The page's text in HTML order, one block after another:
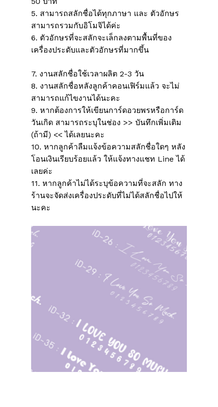
5. สามารถสลักชื่อได้ทุกภาษา และ ตัวอักษร
สามารถรวมกับอิโมจิได้ค่ะ
6. ตัวอักษรที่จะสลักจะเล็กลงตามพื้นที่ของ
เครื่องประดับและตัวอักษรที่มากขึ้น
7. งานสลักชื่อใช้เวลาผลิต 2-3 วัน
8. งานสลักชื่อหลังลูกค้าคอนเฟิร์มแล้ว จะไม่
สามารถแก้ไขงานได้นะคะ
9. หากต้องการให้เขียนการ์ดอวยพรหรือการ์ด
วันเกิด สามารถระบุในช่อง >> บันทึกเพิ่มเติม
(ถ้ามี) << ได้เลยนะคะ
10. หากลูกค้าลืมแจ้งข้อความสลักชื่อใดๆ หลัง
โอนเงินเรียบร้อยแล้ว ให้แจ้งทางแชท Line ได้
เลยค่ะ
11. หากลูกค้าไม่ได้ระบุข้อความที่จะสลัก ทาง
ร้านจะจัดส่งเครื่องประดับที่ไม่ได้สลักชื่อไปให้
นะคะ